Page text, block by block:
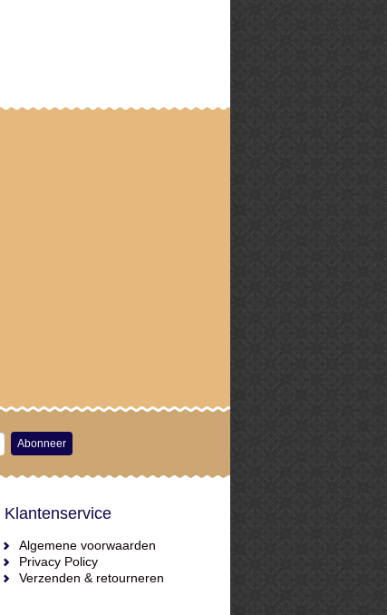
Abonneer
Klantenservice
Algemene voorwaarden
Privacy Policy
Verzenden & retourneren